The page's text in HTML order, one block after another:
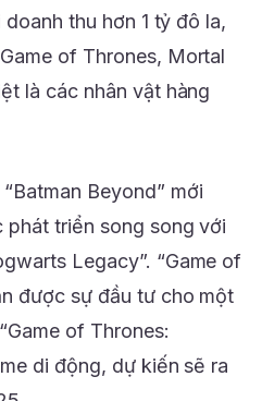
thu hơn 1 tỷ đô la,
of Thrones, Mortal
là các nhân vật hàng
Beyond” mới
triển song song với
Legacy”. “Game of
được sự đầu tư cho một
of Thrones:
di động, dự kiến sẽ ra